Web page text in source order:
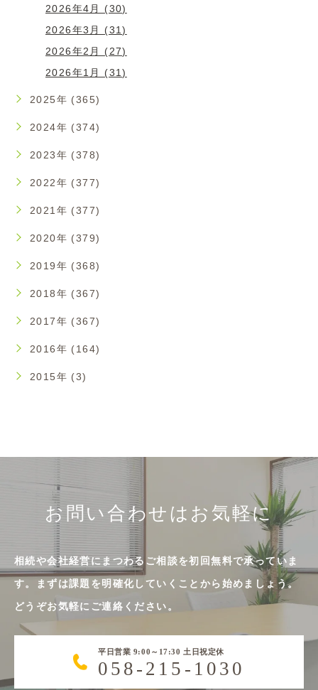
2026年4月 (30)
2026年3月 (31)
2026年2月 (27)
2026年1月 (31)
2025年 (365)
2024年 (374)
2023年 (378)
2022年 (377)
2021年 (377)
2020年 (379)
2019年 (368)
2018年 (367)
2017年 (367)
2016年 (164)
2015年 (3)
お問い合わせはお気軽に
相続や会社経営にまつわるご相談を初回無料で承っていま
す。まずは課題を明確化していくことから始めましょう。
どうぞお気軽にご連絡ください。
平日営業 9:00～17:30 土日祝定休
058-215-1030